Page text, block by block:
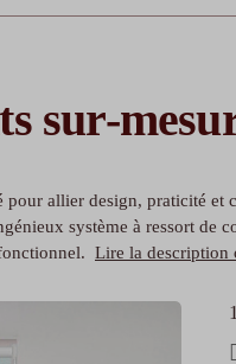
sur-
allier design, praticité et
système à ressort de
Lire la description